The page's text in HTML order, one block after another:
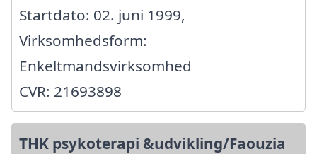
Startdato: 02. juni 1999,
Virksomhedsform:
Enkeltmandsvirksomhed
CVR: 21693898
THK psykoterapi &udvikling/Faouzia